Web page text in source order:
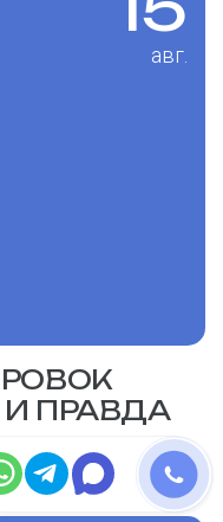
авг.
ПРАВДА
сти(Читать)